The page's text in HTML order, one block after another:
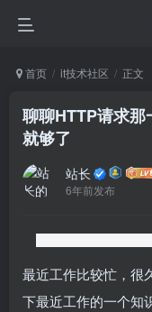
首页 it技术社区 正文
聊聊HTTP请求
就够了
站长
6年前发布
最近工作比较忙，很
下最近工作的一个知